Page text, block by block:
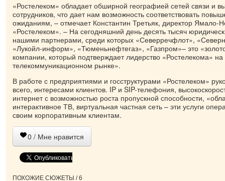
«Ростелеком» обладает обширной географией сетей связи и
сотрудников, что дает нам возможность соответствовать
ожиданиям, – отмечает Константин Третьяк, директор
«Ростелеком». – На сегодняшний день десять тысяч
нашими партнерами, среди которых «Северречфлот»,
«Лукойл-информ», «Тюменьнефтегаз», «Газпром»– это
компании, который подтверждает лидерство «Ростелекома» на
телекоммуникационном рынке».
В работе с предприятиями и госструктурами «Ростелеком»
всего, интересами клиентов. IP и SIP-телефония,
интернет с возможностью роста пропускной способности,
интерактивное ТВ, виртуальная частная сеть – эти услуги
своим корпоративным клиентам.
0 / Мне нравится
ПОХОЖИЕ СЮЖЕТЫ / 6